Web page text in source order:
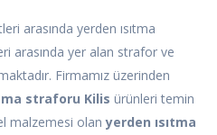
arasında yerden ısıtma
arasında yer alan strafor ve
Firmamız üzerinden
straforu Kilis ürünleri temin
malzemesi olanyerden ısıtma